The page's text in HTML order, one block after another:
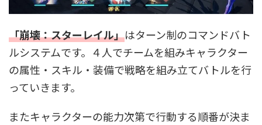
「崩壊：スターレイル」はターン制のコマンドバト
ルシステムです。４人でチームを組みキャラクター
の属性・スキル・装備で戦略を組み立てバトルを行
っていきます。
またキャラクターの能力次第で行動する順番が決ま